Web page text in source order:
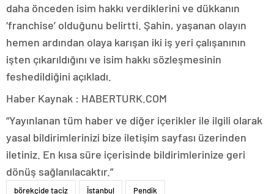
daha önceden isim hakkı verdiklerini ve dükkanın
‘franchise’ olduğunu belirtti. Şahin, yaşanan olayın
hemen ardından olaya karışan iki iş yeri çalışanının
işten çıkarıldığını ve isim hakkı sözleşmesinin
feshedildiğini açıkladı.
Haber Kaynak : HABERTURK.COM
“Yayınlanan tüm haber ve diğer içerikler ile ilgili olarak
yasal bildirimlerinizi bize iletişim sayfası üzerinden
iletiniz. En kısa süre içerisinde bildirimlerinize geri
dönüş sağlanılacaktır.”
börekçide taciz İstanbul Pendik